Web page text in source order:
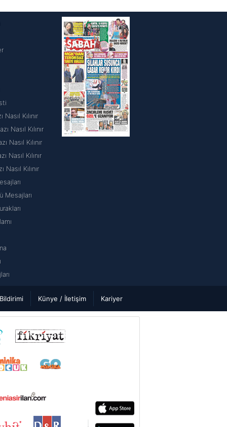
Nasıl Kılınır
Nasıl Kılınır
Nasıl Kılınır
Nasıl Kılınır
Nasıl Kılınır
Mesajları
Künye / İletişim Kariyer